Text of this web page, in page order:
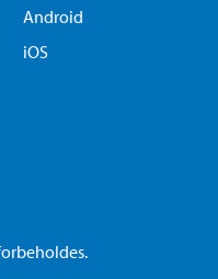
Android
iOS